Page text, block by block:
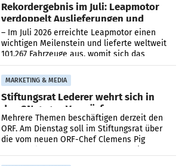
Rekordergebnis im Juli: Leapmotor
verdoppelt Auslieferungen und
überschreitet die 100.000er-Marke
– Im Juli 2026 erreichte Leapmotor einen
wichtigen Meilenstein und lieferte weltweit
101.267 Fahrzeuge aus, womit sich das
Ergebnis gegenüber Juli 2025 mehr als
verdoppelte (+102
MARKETING & MEDIA
Stiftungsrat Lederer wehrt sich in
den SN gegen Vorwürfe
Mehrere Themen beschäftigen derzeit den
ORF. Am Dienstag soll im Stiftungsrat über
die vom neuen ORF-Chef Clemens Pig